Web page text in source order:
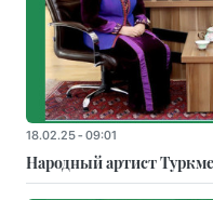
18.02.25 - 09:01
Народный артист